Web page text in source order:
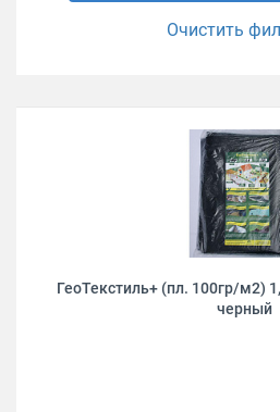
Очистить
ГеоТекстиль+ (пл. 100гр/м2)
черный